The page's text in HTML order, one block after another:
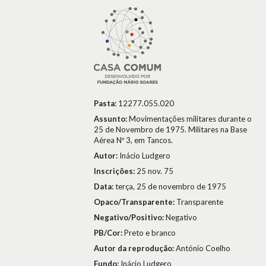
Pasta: 12277.055.020
Assunto:Movimentações militares durante o
25 de Novembro de 1975. Militares na Base
Aérea Nº 3, em Tancos.
Autor: Inácio Ludgero
Inscrições: 25 nov. 75
Data:terça, 25 de novembro de 1975
Opaco/Transparente: Transparente
Negativo/Positivo:Negativo
PB/Cor:Preto e branco
Autor da reprodução:António Coelho
Fundo: Inácio Ludgero